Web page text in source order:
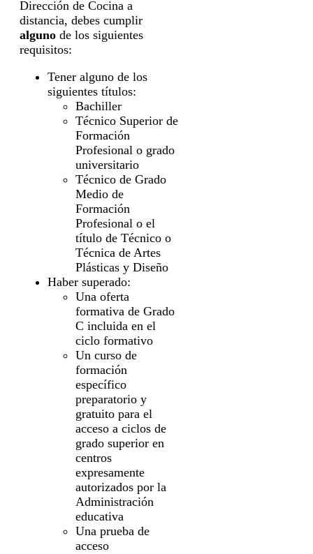
Dirección de Cocina a
distancia, debes cumplir
alguno de los siguientes
requisitos:
Tener alguno de los
siguientes títulos:
Bachiller
Técnico Superior de
Formación
Profesional o grado
universitario
Técnico de Grado
Medio de
Formación
Profesional o el
título de Técnico o
Técnica de Artes
Plásticas y Diseño
Haber superado:
Una oferta
formativa de Grado
C incluida en el
ciclo formativo
Un curso de
formación
específico
preparatorio y
gratuito para el
acceso a ciclos de
grado superior en
centros
expresamente
autorizados por la
Administración
educativa
Una prueba de
acceso